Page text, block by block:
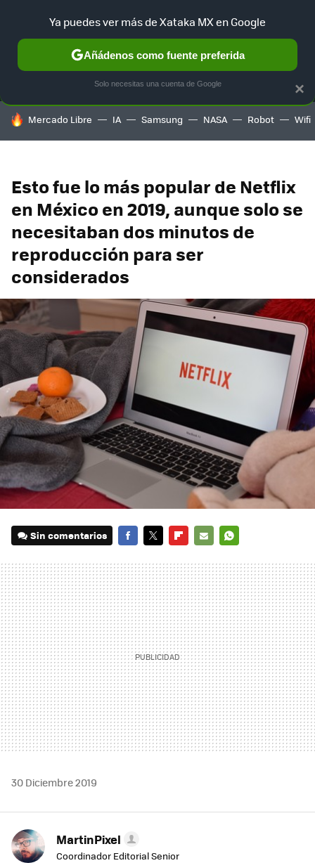
MENÚ NUEVO
GAMING HOME AUTO
HOY SE HABLA DE
Mercado Libre IA Samsung NASA Robot Wifi
Esto fue lo más popular de Netflix
en México en 2019, aunque solo se
necesitaban dos minutos de
reproducción para ser
considerados
Sin comentarios
MAIL
30 Diciembre 2019
MartinPixel
Coordinador Editorial Senior
×
Ya puedes ver más de Xataka MX en Google
Añádenos como fuente preferida
Solo necesitas una cuenta de Google